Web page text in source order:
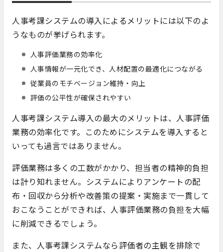
人事考課システムの導入によるメリットには以下のよ
うなものが挙げられます。
人事評価業務の効率化
人事情報が一元化でき、人材配置の最適化につながる
従業員のモチベージョン維持・向上
評価の公平性が確保されやすい
人事考課システム導入の最大のメリットは、人事評価
業務の効率化です。このためにシステムを導入すると
いっても過言ではありません。
評価業務は多くの工数がかかり、担当者の精神的負担
は計り知れません。システムによりアンケートの配
布・回収から分析や改善策の提案・実施まで一貫して
おこなうことができれば、人事評価業務の負担を大幅
に削減できるでしょう。
また、人事考課システムなら評価者の主観を排除で